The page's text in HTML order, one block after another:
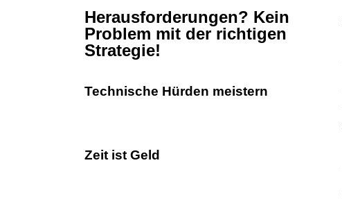
Herausforderungen? Kein
Problem mit der richtigen
Strategie!
Technische Hürden meistern
Zeit ist Geld